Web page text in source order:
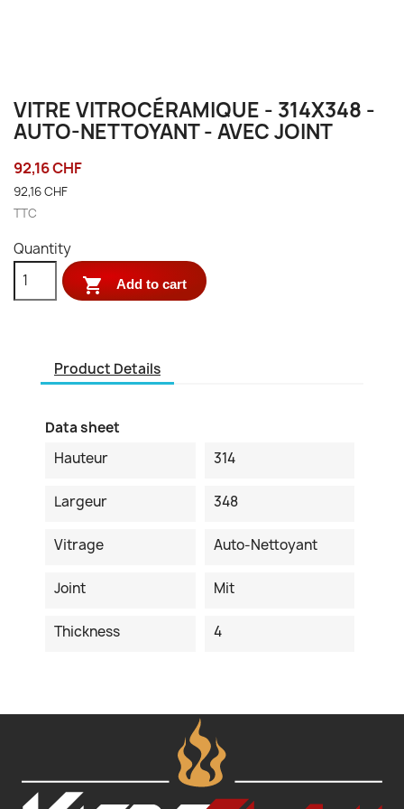
VITRE VITROCÉRAMIQUE - 314X348 -
AUTO-NETTOYANT - AVEC JOINT
92,16 CHF
92,16 CHF
TTC
Quantity
 Add to cart
Product Details
Data sheet
Hauteur
314
Largeur 348
Vitrage Auto-Nettoyant
Joint Mit
Thickness 4